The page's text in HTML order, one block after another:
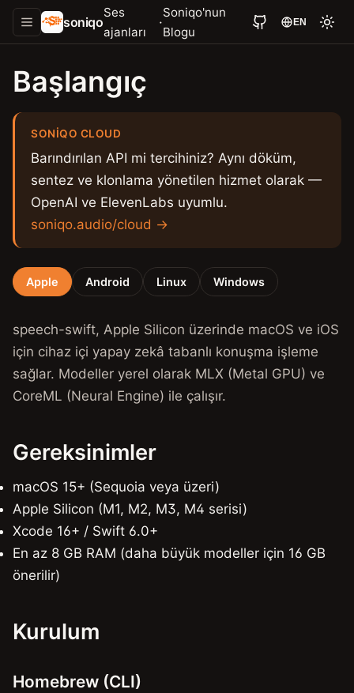
soniqo
Ses
ajanları
·
Soniqo'nun
Blogu
EN
Başlangıç
SONIQO CLOUD
Barındırılan API mi tercihiniz? Aynı döküm,
sentez ve klonlama yönetilen hizmet olarak —
OpenAI ve ElevenLabs uyumlu.
soniqo.audio/cloud →
Apple Android Linux Windows
speech-swift, Apple Silicon üzerinde macOS ve iOS
için cihaz içi yapay zekâ tabanlı konuşma işleme
sağlar. Modeller yerel olarak MLX (Metal GPU) ve
CoreML (Neural Engine) ile çalışır.
Gereksinimler
macOS 15+ (Sequoia veya üzeri)
Apple Silicon (M1, M2, M3, M4 serisi)
Xcode 16+ / Swift 6.0+
En az 8 GB RAM (daha büyük modeller için 16 GB
önerilir)
Kurulum
Homebrew (CLI)